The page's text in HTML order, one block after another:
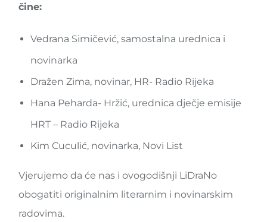
čine:
Vedrana Simičević, samostalna urednica i
novinarka
Dražen Zima, novinar, HR- Radio Rijeka
Hana Peharda- Hržić, urednica dječje emisije
HRT – Radio Rijeka
Kim Cuculić, novinarka, Novi List
Vjerujemo da će nas i ovogodišnji LiDraNo
obogatiti originalnim literarnim i novinarskim
radovima.